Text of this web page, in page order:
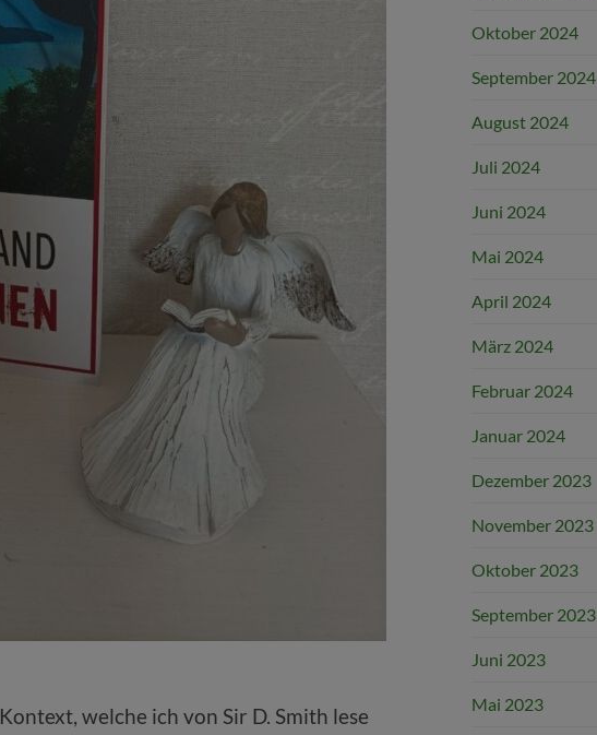
welche ich von Sir D. Smith lese
Oktober 2024
September 2024
August 2024
Juli 2024
Juni 2024
Mai 2024
April 2024
März 2024
Februar 2024
Januar 2024
Dezember 2023
November 2023
Oktober 2023
September 2023
Juni 2023
Mai 2023